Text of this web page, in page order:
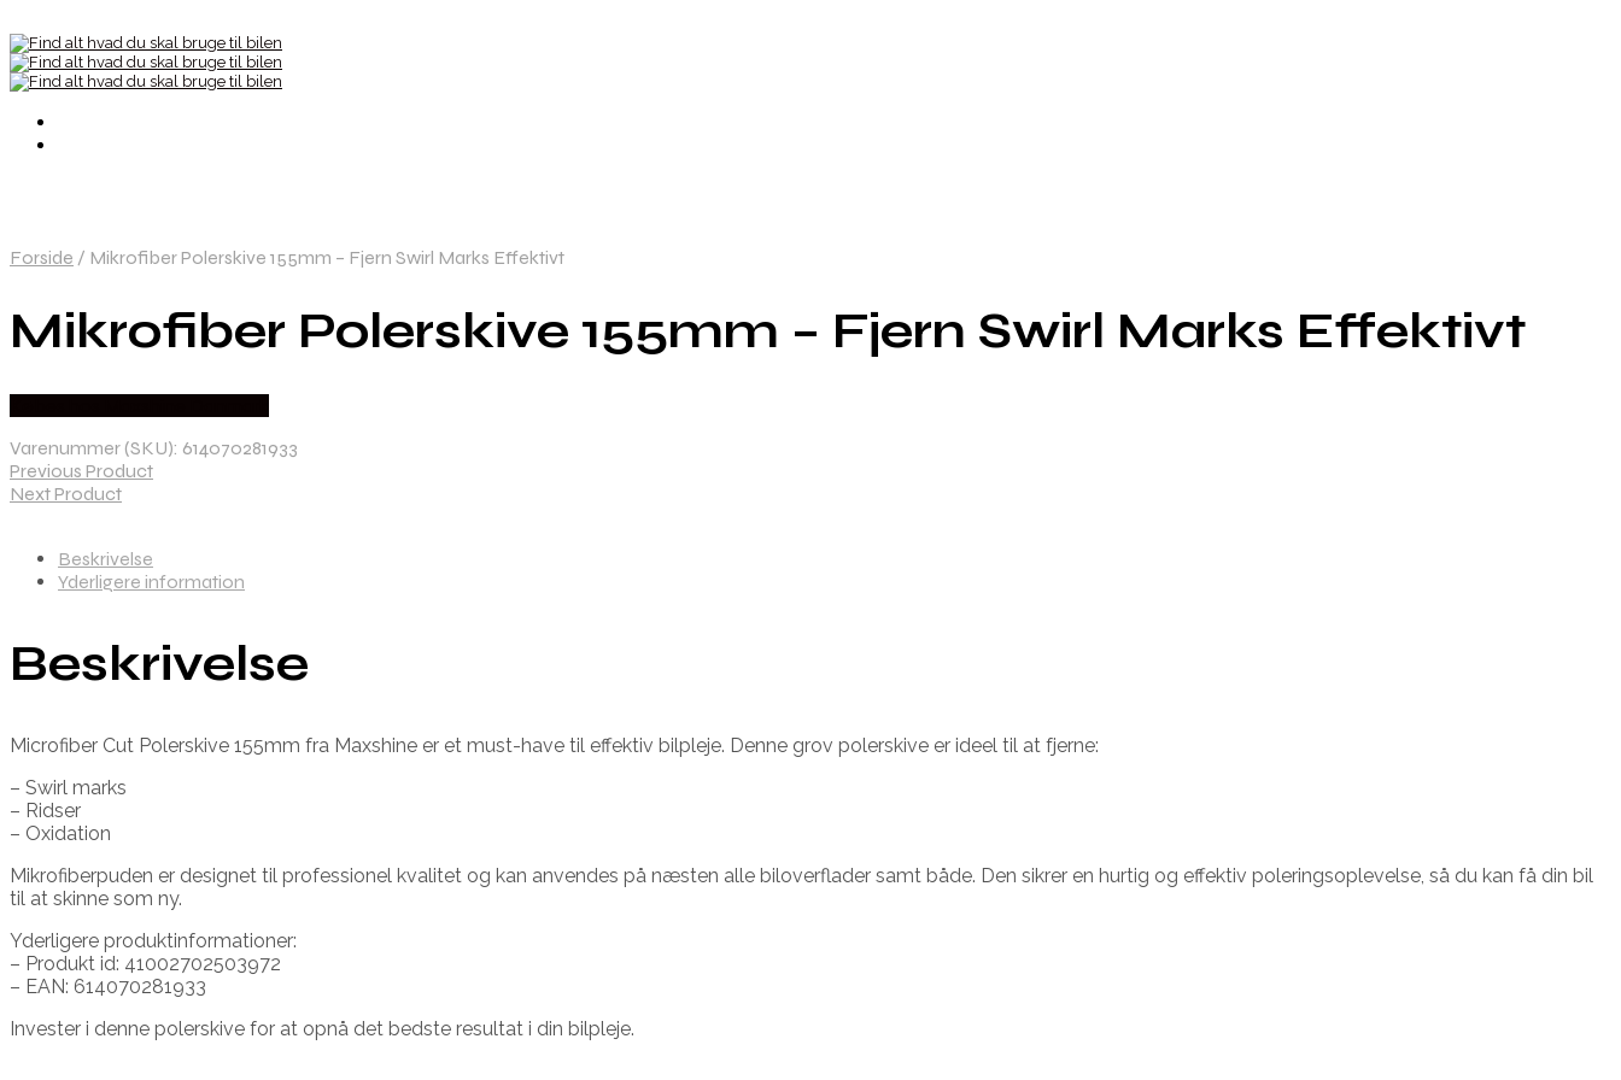
Forside / Mikrofiber Polerskive 155mm – Fjern Swirl Marks Effektivt
Mikrofiber Polerskive 155mm – Fjern Swirl Marks Effektivt
Varenummer (SKU): 614070281933
Previous Product
Next Product
Beskrivelse
Yderligere information
Beskrivelse
Microfiber Cut Polerskive 155mm fra Maxshine er et must-have til effektiv bilpleje. Denne grov polerskive er ideel til at fjerne:
– Swirl marks
– Ridser
– Oxidation
Mikrofiberpuden er designet til professionel kvalitet og kan anvendes på næsten alle biloverflader samt både. Den sikrer en hurtig og effektiv poleringsoplevelse, så du kan få din bil
til at skinne som ny.
Yderligere produktinformationer:
– Produkt id: 41002702503972
– EAN: 614070281933
Invester i denne polerskive for at opnå det bedste resultat i din bilpleje.